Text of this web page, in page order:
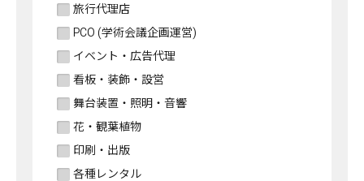
旅行代理店
PCO (学術会議企画運営)
イベント・広告代理
看板・装飾・設営
舞台装置・照明・音響
花・観葉植物
印刷・出版
各種レンタル